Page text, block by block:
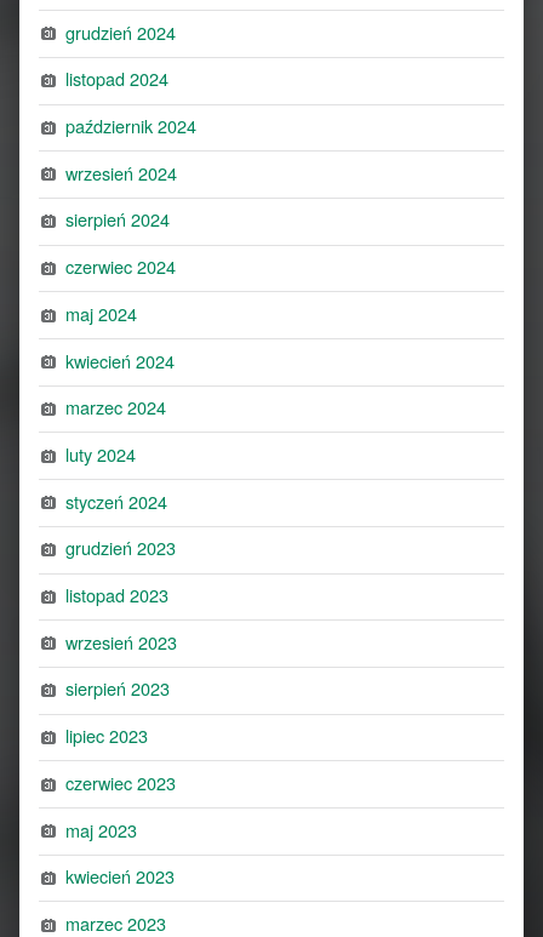
grudzień 2024
listopad 2024
październik 2024
wrzesień 2024
sierpień 2024
czerwiec 2024
maj 2024
kwiecień 2024
marzec 2024
luty 2024
styczeń 2024
grudzień 2023
listopad 2023
wrzesień 2023
sierpień 2023
lipiec 2023
czerwiec 2023
maj 2023
kwiecień 2023
marzec 2023